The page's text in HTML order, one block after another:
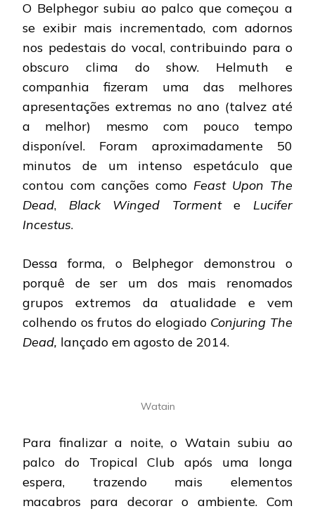
O Belphegor subiu ao palco que começou a
se exibir mais incrementado, com adornos
nos pedestais do vocal, contribuindo para o
obscuro clima do show. Helmuth e
companhia fizeram uma das melhores
apresentações extremas no ano (talvez até
a melhor) mesmo com pouco tempo
disponível. Foram aproximadamente 50
minutos de um intenso espetáculo que
contou com canções como Feast Upon The
Dead, Black Winged Tormente Lucifer
Incestus.
Dessa forma, o Belphegor demonstrou o
porquê de ser um dos mais renomados
grupos extremos da atualidade e vem
colhendo os frutos do elogiado Conjuring The
Dead, lançado em agosto de 2014.
Watain
Para finalizar a noite, o Watain subiu ao
palco do Tropical Club após uma longa
espera, trazendo mais elementos
macabros para decorar o ambiente. Com